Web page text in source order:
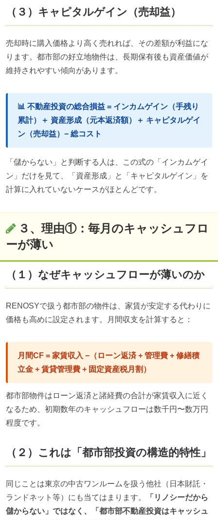
（３）キャピタルゲイン（売却益）
売却時に購入価格より高く売れれば、その差額が利益にな
ります。都市部の好立地物件は、長期保有後も資産価値が
維持されやすい傾向があります。
📊 不動産投資の総合損益 = インカムゲイン（手残り
累計）＋ 資産形成（元本返済額）＋ キャピタルゲイ
ン（売却益）− 総コスト
「儲からない」と判断する人は、この式の「インカムゲイ
ン」だけを見て、「資産形成」と「キャピタルゲイン」を
計算に入れていないケースがほとんどです。
３、理由①：毎月のキャッシュフロ
ーが薄い
（１）なぜキャッシュフローが薄いのか
RENOSYで扱う都市部の物件は、家賃が安定する代わりに
価格も高めに設定されます。月間収支を計算すると：
月間CF = 家賃収入 −（ローン返済 + 管理費 + 修繕積
立金 + 賃貸管理費 + 固定資産税月割）
都市部物件はローン返済と諸経費の合計が家賃収入に近く
なるため、初期数年のキャッシュフローは数千円〜数万円
程度です。
（２）これは「都市部投資の構造的特性」
同じことは東京の中古ワンルームを扱う他社（日本財託・
ランドネット等）にも当てはまります。
「リノシーだから
儲からない」ではなく、「都市部不動産投資はキャッシュ